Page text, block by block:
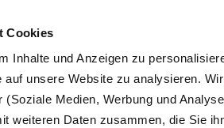
Cookies
Inhalte und Anzeigen zu
auf unsere Website zu analysieren.
(Soziale Medien, Werbung und
weiteren Daten zusammen, die Sie
Blog Servicedesk